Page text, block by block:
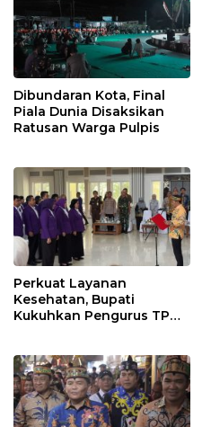
Dibundaran Kota, Final
Piala Dunia Disaksikan
Ratusan Warga Pulpis
Perkuat Layanan
Kesehatan, Bupati
Kukuhkan Pengurus TP